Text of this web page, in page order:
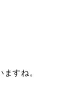
すね。